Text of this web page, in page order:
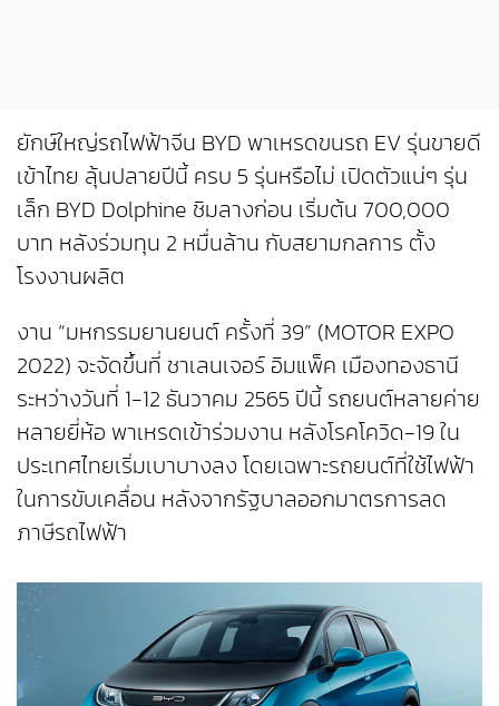
ยักษ์ใหญ่รถไฟฟ้าจีน BYD พาเหรดขนรถ EV รุ่นขายดี
เข้าไทย ลุ้นปลายปีนี้ ครบ 5 รุ่นหรือไม่ เปิดตัวแน่ๆ รุ่น
เล็ก BYD Dolphine ชิมลางก่อน เริ่มต้น 700,000
บาท หลังร่วมทุน 2 หมื่นล้าน กับสยามกลการ ตั้ง
โรงงานผลิต
งาน “มหกรรมยานยนต์ ครั้งที่ 39” (MOTOR EXPO
2022) จะจัดขึ้นที่ ชาเลนเจอร์ อิมแพ็ค เมืองทองธานี
ระหว่างวันที่ 1-12 ธันวาคม 2565 ปีนี้ รถยนต์หลายค่าย
หลายยี่ห้อ พาเหรดเข้าร่วมงาน หลังโรคโควิด-19 ใน
ประเทศไทยเริ่มเบาบางลง โดยเฉพาะรถยนต์ที่ใช้ไฟฟ้า
ในการขับเคลื่อน หลังจากรัฐบาลออกมาตรการลด
ภาษีรถไฟฟ้า